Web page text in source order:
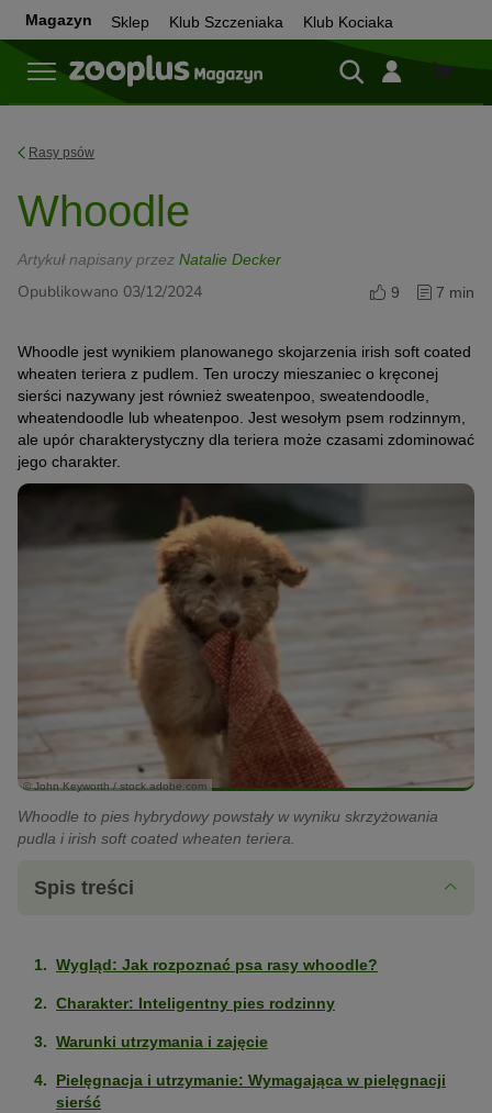
Magazyn Sklep Klub Szczeniaka Klub Kociaka
Sklep
Rasy psów
Whoodle
Artykuł napisany przez Natalie Decker
Opublikowano 03/12/2024 9 7 min
Whoodle jest wynikiem planowanego skojarzenia irish soft coated
wheaten teriera z pudlem. Ten uroczy mieszaniec o kręconej
sierści nazywany jest również sweatenpoo, sweatendoodle,
wheatendoodle lub wheatenpoo. Jest wesołym psem rodzinnym,
ale upór charakterystyczny dla teriera może czasami zdominować
jego charakter.
© John Keyworth / stock.adobe.com
Whoodle to pies hybrydowy powstały w wyniku skrzyżowania
pudla i irish soft coated wheaten teriera.
Spis treści
Wygląd: Jak rozpoznać psa rasy whoodle?
Charakter: Inteligentny pies rodzinny
Warunki utrzymania i zajęcie
Pielęgnacja i utrzymanie: Wymagająca w pielęgnacji
sierść